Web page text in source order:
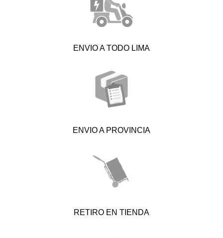
ENVIO A TODO LIMA
ENVIO A PROVINCIA
RETIRO EN TIENDA